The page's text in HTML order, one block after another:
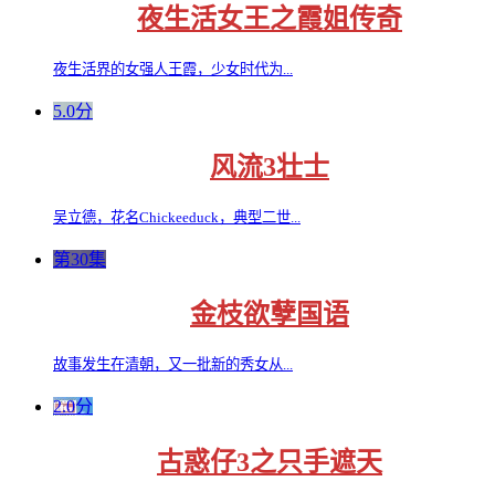
夜生活女王之霞姐传奇
夜生活界的女强人王霞，少女时代为...
5.0分
风流3壮士
吴立德，花名Chickeeduck，典型二世...
第30集
金枝欲孽国语
故事发生在清朝，又一批新的秀女从...
2.0分
古惑仔3之只手遮天